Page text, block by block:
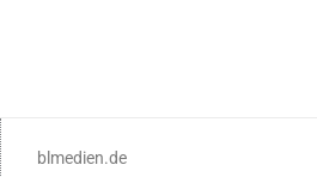
blmedien.de